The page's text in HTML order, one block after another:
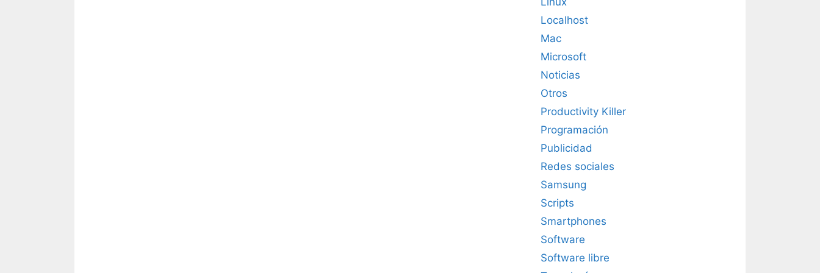
Localhost
Mac
Microsoft
Noticias
Otros
Productivity Killer
Programación
Publicidad
Redes sociales
Samsung
Scripts
Smartphones
Software
Software libre